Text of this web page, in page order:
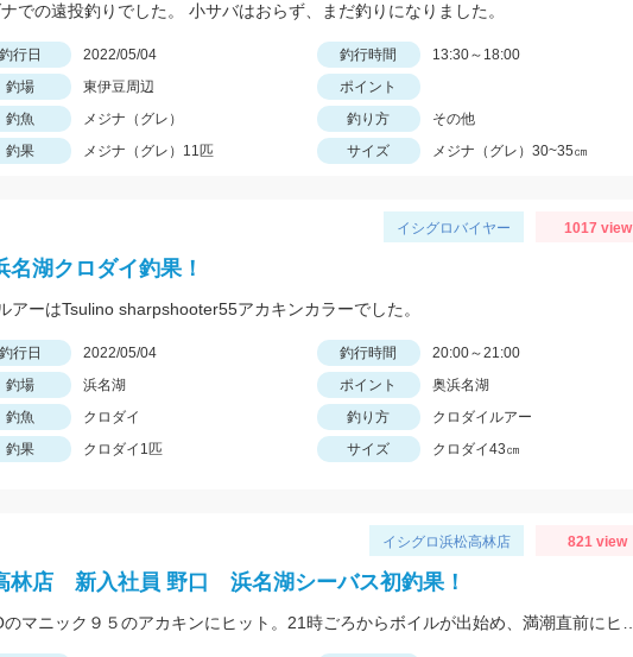
での遠投釣りでした。 小サバはおらず、まだ釣りになりました。
釣行日 2022/05/04 釣行時間
13:30～18:00
釣場
東伊豆周辺
ポイント
釣魚
メジナ（グレ） 釣り方
その他
釣果
メジナ（グレ）11匹 サイズ メジナ（グレ）30~35㎝
イシグロバイヤー 1017 view
名湖クロダイ釣果！
アーはTsulino sharpshooter55アカキンカラーでした。
釣行日 2022/05/04 釣行時間
20:00～21:00
釣場
浜名湖 ポイント
奥浜名湖
釣魚
クロダイ 釣り方
クロダイルアー
釣果
クロダイ1匹 サイズ クロダイ43㎝
イシグロ浜松高林店 821 view
林店 新入社員 野口 浜名湖シーバス初釣果！